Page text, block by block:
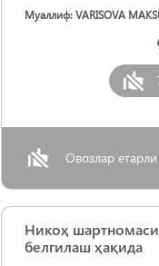
Муаллиф: VARISOVA
Овозлар
Никоҳ
белгилаш ҳақида